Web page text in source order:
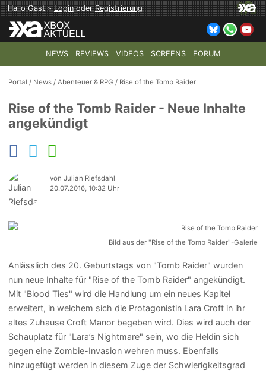
Hallo Gast »LoginoderRegistrierung
NEWS REVIEWS VIDEOS SCREENS FORUM
TOP-THEMEN: COD: MODERN WARFARE 4 HALO:
Portal / News /Abenteuer & RPG / Rise of the Tomb Raider
Rise of the Tomb Raider - Neue Inhalte
angekündigt
von Julian Riefsdahl
20.07.2016, 10:32 Uhr
Bild aus der "Rise of the Tomb Raider"-Galerie
Anlässlich des 20. Geburtstags von "Tomb Raider" wurden
nun neue Inhalte für "Rise of the Tomb Raider" angekündigt.
Mit "Blood Ties" wird die Handlung um ein neues Kapitel
erweitert, in welchem sich die Protagonistin Lara Croft in ihr
altes Zuhause Croft Manor begeben wird. Dies wird auch der
Schauplatz für "Lara’s Nightmare" sein, wo die Heldin sich
gegen eine Zombie-Invasion wehren muss. Ebenfalls
hinzugefügt werden in diesem Zuge der Schwierigkeitsgrad